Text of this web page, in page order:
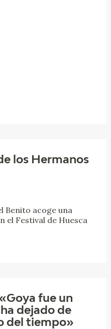
los Hermanos
Benito acoge una
el Festival de Huesca
fue un
dejado de
del tiempo»